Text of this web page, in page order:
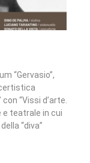
“Gervasio”,
“Vissi d’arte.
e teatrale in cui
“diva”